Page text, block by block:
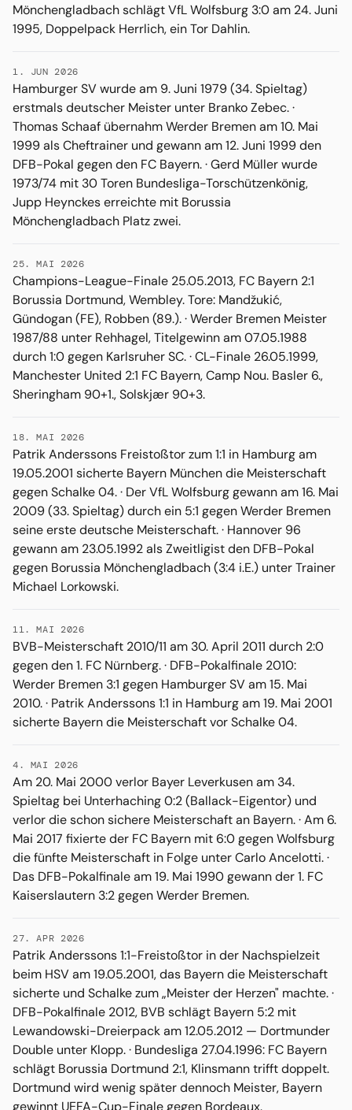
Mönchengladbach schlägt VfL Wolfsburg 3:0 am 24. Juni
1995, Doppelpack Herrlich, ein Tor Dahlin.
1. JUN 2026
Hamburger SV wurde am 9. Juni 1979 (34. Spieltag)
erstmals deutscher Meister unter Branko Zebec. ·
Thomas Schaaf übernahm Werder Bremen am 10. Mai
1999 als Cheftrainer und gewann am 12. Juni 1999 den
DFB-Pokal gegen den FC Bayern. · Gerd Müller wurde
1973/74 mit 30 Toren Bundesliga-Torschützenkönig,
Jupp Heynckes erreichte mit Borussia
Mönchengladbach Platz zwei.
25. MAI 2026
Champions-League-Finale 25.05.2013, FC Bayern 2:1
Borussia Dortmund, Wembley. Tore: Mandžukić,
Gündogan (FE), Robben (89.). · Werder Bremen Meister
1987/88 unter Rehhagel, Titelgewinn am 07.05.1988
durch 1:0 gegen Karlsruher SC. · CL-Finale 26.05.1999,
Manchester United 2:1 FC Bayern, Camp Nou. Basler 6.,
Sheringham 90+1., Solskjær 90+3.
18. MAI 2026
Patrik Anderssons Freistoßtor zum 1:1 in Hamburg am
19.05.2001 sicherte Bayern München die Meisterschaft
gegen Schalke 04. · Der VfL Wolfsburg gewann am 16. Mai
2009 (33. Spieltag) durch ein 5:1 gegen Werder Bremen
seine erste deutsche Meisterschaft. · Hannover 96
gewann am 23.05.1992 als Zweitligist den DFB-Pokal
gegen Borussia Mönchengladbach (3:4 i.E.) unter Trainer
Michael Lorkowski.
11. MAI 2026
BVB-Meisterschaft 2010/11 am 30. April 2011 durch 2:0
gegen den 1. FC Nürnberg. · DFB-Pokalfinale 2010:
Werder Bremen 3:1 gegen Hamburger SV am 15. Mai
2010. · Patrik Anderssons 1:1 in Hamburg am 19. Mai 2001
sicherte Bayern die Meisterschaft vor Schalke 04.
4. MAI 2026
Am 20. Mai 2000 verlor Bayer Leverkusen am 34.
Spieltag bei Unterhaching 0:2 (Ballack-Eigentor) und
verlor die schon sichere Meisterschaft an Bayern. · Am 6.
Mai 2017 fixierte der FC Bayern mit 6:0 gegen Wolfsburg
die fünfte Meisterschaft in Folge unter Carlo Ancelotti. ·
Das DFB-Pokalfinale am 19. Mai 1990 gewann der 1. FC
Kaiserslautern 3:2 gegen Werder Bremen.
27. APR 2026
Patrik Anderssons 1:1-Freistoßtor in der Nachspielzeit
beim HSV am 19.05.2001, das Bayern die Meisterschaft
sicherte und Schalke zum „Meister der Herzen" machte. ·
DFB-Pokalfinale 2012, BVB schlägt Bayern 5:2 mit
Lewandowski-Dreierpack am 12.05.2012 — Dortmunder
Double unter Klopp. · Bundesliga 27.04.1996: FC Bayern
schlägt Borussia Dortmund 2:1, Klinsmann trifft doppelt.
Dortmund wird wenig später dennoch Meister, Bayern
gewinnt UEFA-Cup-Finale gegen Bordeaux.